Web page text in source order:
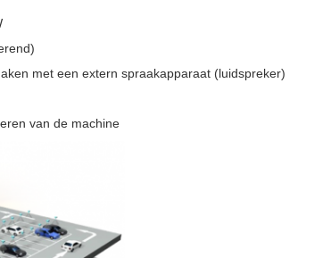
met een extern spraakapparaat (luidspreker)
van de machine